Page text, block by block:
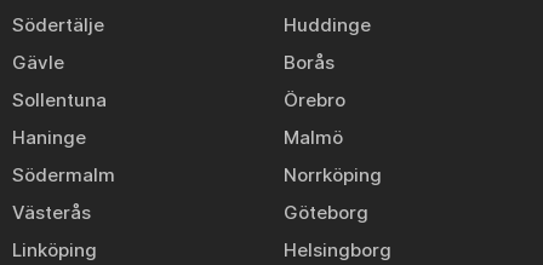
Södertälje
Huddinge
Gävle
Borås
Sollentuna
Örebro
Haninge
Malmö
Södermalm
Norrköping
Västerås
Göteborg
Linköping
Helsingborg